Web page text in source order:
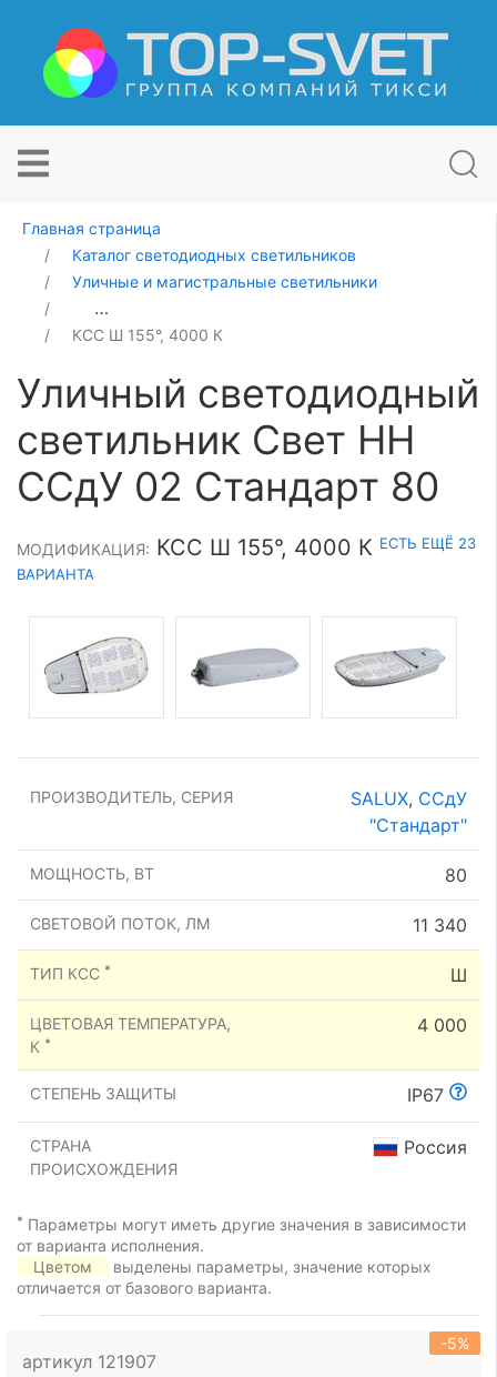
Главная страница
Каталог светодиодных светильников
Уличные и магистральные светильники
Уличный светодиодный светильник Свет НН ССдУ 02
КСС Ш 155°, 4000 К
Уличный светодиодный
светильник Свет НН
ССдУ 02 Стандарт 80
МОДИФИКАЦИЯ: КСС Ш 155°, 4000 К ЕСТЬ ЕЩЁ 23
ВАРИАНТА
ПРОИЗВОДИТЕЛЬ, СЕРИЯ SALUX, ССдУ
"Стандарт"
МОЩНОСТЬ, ВТ 80
СВЕТОВОЙ ПОТОК, ЛМ 11 340
ТИП КСС * Ш
ЦВЕТОВАЯ ТЕМПЕРАТУРА,
К *
4 000
СТЕПЕНЬ ЗАЩИТЫ IP67
СТРАНА
ПРОИСХОЖДЕНИЯ
Россия
* Параметры могут иметь другие значения в зависимости
от варианта исполнения.
Цветом
выделены параметры, значение которых
отличается от базового варианта.
артикул 121907
-5%